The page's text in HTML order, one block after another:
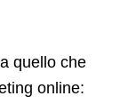
quello che
online: